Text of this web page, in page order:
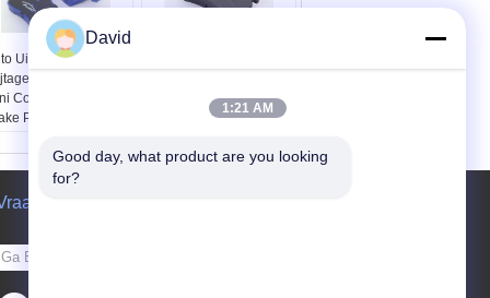
Uitstekende de
van
Cooper Vehicle
Pads
klopt.
Geen lawaai
Standaardgrootte van
de Vervangstukken
Versletenheid:
een offerte aan
David
1:21 AM
Good day, what product are you looking
for?